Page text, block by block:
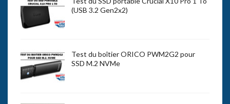
(USB 3.2 Gen2x2)
Test du boîtier ORICO PWM2G2 pour
SSD M.2 NVMe